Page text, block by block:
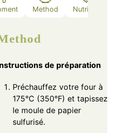
Method Nutrition
de préparation
Préchauffez votre four à
175°C (350°F) et tapissez
le moule de papier
sulfurisé.